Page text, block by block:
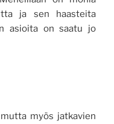
ja sen haasteita
asioita on saatu jo
myös jatkavien